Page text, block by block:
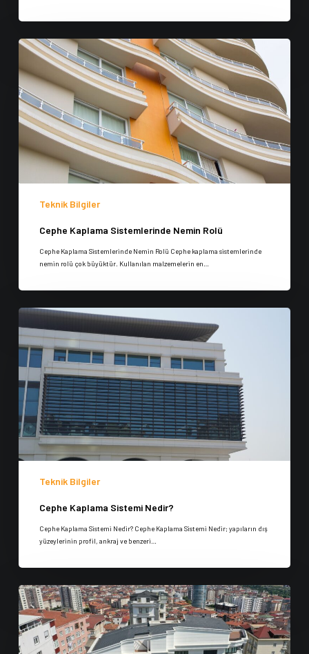
Teknik Bilgiler
Cephe Kaplama Sistemlerinde Nemin Rolü
Cephe Kaplama Sistemlerinde Nemin Rolü Cephe kaplama sistemlerinde
nemin rolü çok büyüktür. Kullanılan malzemelerin en…
Teknik Bilgiler
Cephe Kaplama Sistemi Nedir?
Cephe Kaplama Sistemi Nedir? Cephe Kaplama Sistemi Nedir; yapıların dış
yüzeylerinin profil, ankraj ve benzeri…